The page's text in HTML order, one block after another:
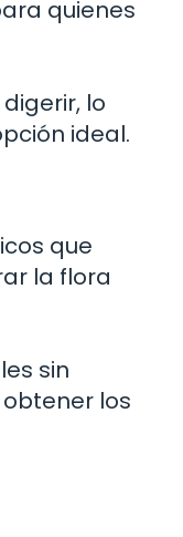
quienes
lo
ideal.
que
la flora
sin
los